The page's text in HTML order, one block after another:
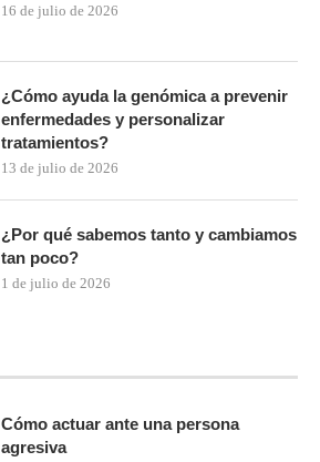
16 de julio de 2026
¿Cómo ayuda la genómica a prevenir
enfermedades y personalizar
tratamientos?
13 de julio de 2026
¿Por qué sabemos tanto y cambiamos
tan poco?
1 de julio de 2026
Cómo actuar ante una persona
agresiva